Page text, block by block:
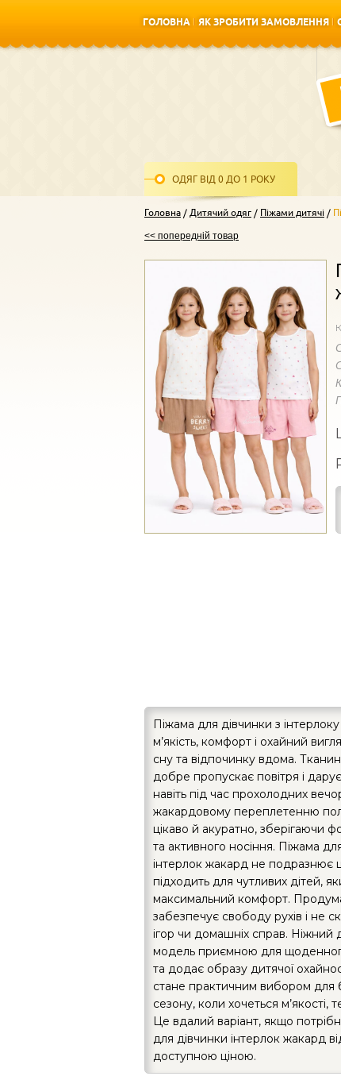
ГОЛОВНА
ЯК ЗРОБИТИ ЗАМОВЛЕННЯ
ОДЯГ ВІД 0 ДО 1 РОКУ
Головна Дитячий одяг Піжами дитячі
<< попередній товар
Піжама для дівчинки з
м’якість, комфорт і охайний
сну та відпочинку вдома.
добре пропускає повітря і
навіть під час прохолодних
жакардовому переплетенню
цікаво й акуратно, зберігаючи
та активного носіння. Піжама
інтерлок жакард не подразнює
підходить для чутливих дітей,
максимальний комфорт.
забезпечує свободу рухів і не
ігор чи домашніх справ. Ніжний
модель приємною для
та додає образу дитячої
стане практичним вибором для
сезону, коли хочеться м’якості,
Це вдалий варіант, якщо
для дівчинки інтерлок жакард
доступною ціною.